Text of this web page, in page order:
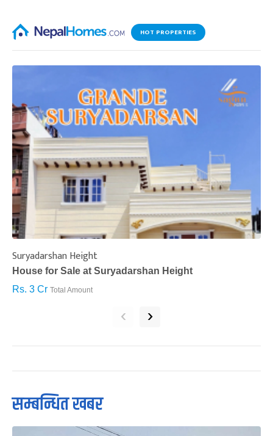
HOT PROPERTIES
Suryadarshan Height
House for Sale at Suryadarshan Height
Rs. 3 Cr Total Amount
‹ ›
सम्बन्धित खबर